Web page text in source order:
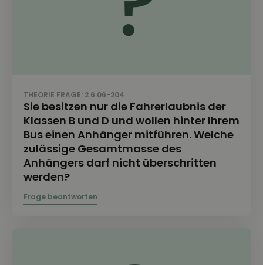
THEORIE FRAGE: 2.6.06-204
Sie besitzen nur die Fahrerlaubnis der
Klassen B und D und wollen hinter Ihrem
Bus einen Anhänger mitführen. Welche
zulässige Gesamtmasse des
Anhängers darf nicht überschritten
werden?